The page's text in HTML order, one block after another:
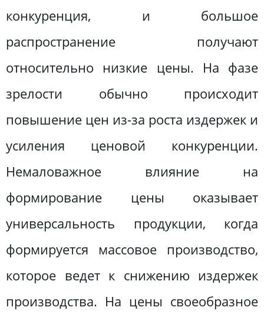
конкуренция, и большое
распространение получают
относительно низкие цены. На фазе
зрелости обычно происходит
повышение цен из-за роста издержек и
усиления ценовой конкуренции.
Немаловажное влияние на
формирование цены оказывает
универсальность продукции, когда
формируется массовое производство,
которое ведет к снижению издержек
производства. На цены своеобразное